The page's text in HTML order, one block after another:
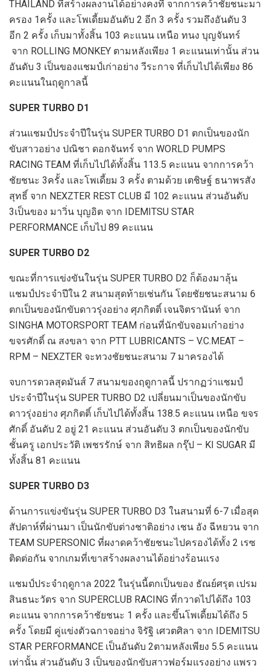
THAILAND ที่สร้างผลงานได้อย่างคงที่ จากการคว้าชัยชนะมา
ครอง 1ครั้ง และโพเดี้ยมอันดับ 2 อีก 3 ครั้ง รวมถึงอันดับ 3
อีก 2 ครั้ง เก็บมาทั้งสิ้น 103 คะแนน เหนือ ทนง บุญจันทร์
จาก ROLLING MONKEY ตามหลังเพียง 1 คะแนนเท่านั้น ส่วน
อันดับ 3 เป็นของแชมป์เก่าอย่าง วีระกาจ ที่เก็บไปได้เพียง 86
คะแนนในฤดูกาลนี้
SUPER TURBO D1
ส่วนแชมป์ประจำปีในรุ่น SUPER TURBO D1 ตกเป็นของนัก
ขับสาวอย่าง ปณิชา ดอกจันทร์ จาก WORLD PUMPS
RACING TEAM ที่เก็บไปได้ทั้งสิ้น 113.5 คะแนน จากการคว้า
ชัยชนะ 3ครั้ง และโพเดี้ยม 3 ครั้ง ตามด้วย เตชิษฐ์ ธนาพรสัง
สุทธิ์ จาก NEXZTER REST CLUB มี 102 คะแนน ส่วนอันดับ
3เป็นของ มาวิ่น บุญอิต จาก IDEMITSU STAR
PERFORMANCE เก็บไป 89 คะแนน
SUPER TURBO D2
ขณะที่การแข่งขันในรุ่น SUPER TURBO D2 ก็ต้องมาลุ้น
แชมป์ประจำปีใน 2 สนามสุดท้ายเช่นกัน โดยชัยชนะสนาม 6
ตกเป็นของนักขับดาวรุ่งอย่าง ศุภกิตติ เจนจิตรานันท์ จาก
SINGHA MOTORSPORT TEAM ก่อนที่นักขับจอมเก๋าอย่าง
ขจรศักดิ์ ณ สงขลา จาก PTT LUBRICANTS – V.C.MEAT –
RPM – NEXZTER จะทวงชัยชนะสนาม 7 มาครองได้
จบการดวลสุดมันส์ 7 สนามของฤดูกาลนี้ ปรากฏว่าแชมป์
ประจำปีในรุ่น SUPER TURBO D2 เปลี่ยนมาเป็นของนักขับ
ดาวรุ่งอย่าง ศุภกิตติ์ เก็บไปได้ทั้งสิ้น 138.5 คะแนน เหนือ ขจร
ศักดิ์ อันดับ 2 อยู่ 21 คะแนน ส่วนอันดับ 3 ตกเป็นของนักขับ
ชั้นครู เอกประวัติ เพชรรักษ์ จาก สิทธิผล กรุ๊ป – KI SUGAR มี
ทั้งสิ้น 81 คะแนน
SUPER TURBO D3
ด้านการแข่งขันรุ่น SUPER TURBO D3 ในสนามที่ 6-7 เมื่อสุด
สัปดาห์ที่ผ่านมา เป็นนักขับต่างชาติอย่าง เชน อัง ฉีหยวน จาก
TEAM SUPERSONIC ที่ผงาดคว้าชัยชนะไปครองได้ทั้ง 2 เรซ
ติดต่อกัน จากเกมที่เขาสร้างผลงานได้อย่างร้อนแรง
แชมป์ประจำฤดูกาล 2022 ในรุ่นนี้ตกเป็นของ ธัณย์ศรุต เปรม
สินธนะวัตร จาก SUPERCLUB RACING ที่กวาดไปได้ถึง 103
คะแนน จากการคว้าชัยชนะ 1 ครั้ง และขึ้นโพเดี้ยมได้ถึง 5
ครั้ง โดยมี คู่แข่งตัวฉกาจอย่าง จิรัฐิ เศวตศิลา จาก IDEMITSU
STAR PERFORMANCE เป็นอันดับ 2ตามหลังเพียง 5.5 คะแนน
เท่านั้น ส่วนอันดับ 3 เป็นของนักขับสาวฟอร์มแรงอย่าง แพรว